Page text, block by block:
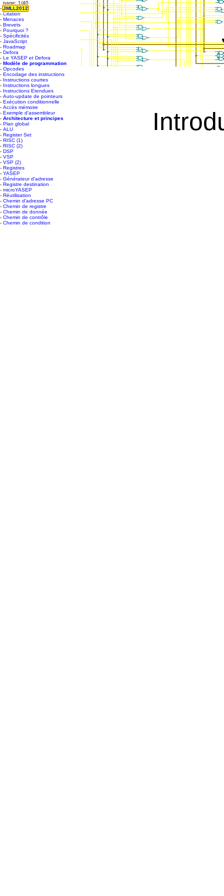
page: 1/40
- JMLL2012
-Citation
- Menaces
- Brevets
- Pourquoi ?
- Spécificités
- JavaScript
- Roadmap
- Defora
- Le YASEP et Defora
- Modèle de programmation
- Opcodes
- Encodage des instructions
- Instructions courtes
- Instructions longues
- Instructions Etendues
- Auto-update de pointeurs
- Exécution conditionnelle
- Accès mémoire
- Exemple d'assembleur
- Architecture et principes
- Plan global
- ALU
- Register Set
- RISC (1)
- RISC (2)
- DSP
- VSP
- VSP (2)
- Registres
- YASEP
- Générateur d'adresse
- Registre destination
- microYASEP
- Réutilisation
- Chemin d'adresse PC
- Chemin de registre
- Chemin de donnée
- Chemin de contrôle
- Chemin de condition